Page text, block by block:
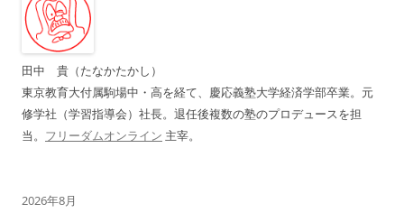
シ
ョ
田中 貴（たなかたかし）
東京教育大付属駒場中・高を経て、慶応義塾大学経済学部卒業。元
修学社（学習指導会）社長。退任後複数の塾のプロデュースを担
当。 フリーダムオンライン 主宰。
2026年8月